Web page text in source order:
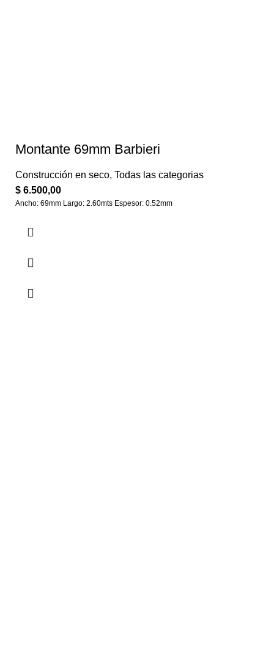
Montante 69mm Barbieri
Construcción en seco, Todas las categorias
$ 6.500,00
Ancho: 69mm Largo: 2.60mts Espesor: 0.52mm